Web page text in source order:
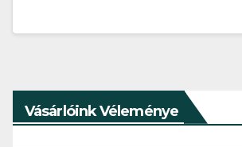
Vásárlóink Véleménye